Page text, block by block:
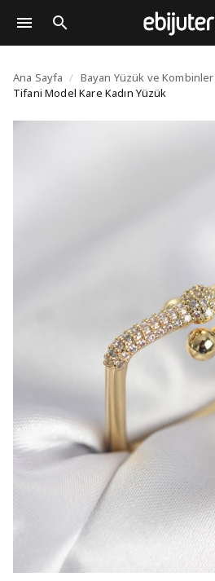
Gold Renk
Ana Sayfa / Bayan Yüzük ve Kombinler
Tifani Model Kare Kadın Yüzük